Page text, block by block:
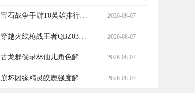
作指南
师觉醒石获取方式与作用详
解
宝石战争手游T0英雄排行大
全 宝石战争手游最强英雄推
荐与强度分析
2026-08-07
穿越火线枪战王者QBZ03赏
金爆破玩法解析 穿越火线枪
战王者QBZ03性能与实战表
2026-08-07
古龙群侠录林仙儿角色解析
古龙群侠录林仙儿技能机制
2026-08-07
崩坏因缘精灵皎鹿强度解析 2026-08-07